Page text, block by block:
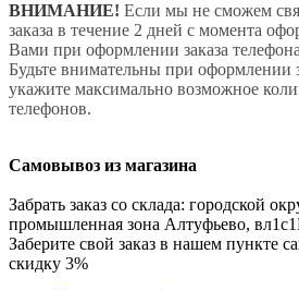
ВНИМАНИЕ! Если мы не сможем
заказа в течение 2 дней с момента
Вами при оформлении заказа
Будьте внимательны при оформлении
укажите максимально возможное
телефонов.
Самовывоз из магазина
Забрать заказ со склада: городской
промышленная зона Алтуфьево,
Заберите свой заказ в нашем пункте
скидку 3%